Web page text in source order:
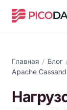
Главная / Блог
Apache